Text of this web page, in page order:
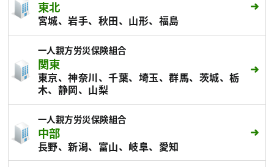
東北
宮城、岩手、秋田、山形、福島
一人親方労災保険組合
関東
東京、神奈川、千葉、埼玉、群馬、茨城、栃
木、静岡、山梨
一人親方労災保険組合
中部
長野、新潟、富山、岐阜、愛知